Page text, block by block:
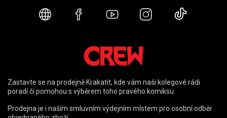
Webové stránky
FacebookYouTubeInstagram
Zastavte se na prodejně Krakatit, kde vám naši kolegové rádi
poradí či pomohou s výběrem toho pravého komiksu.
Prodejna je i naším smluvním výdejním místem pro osobní odběr